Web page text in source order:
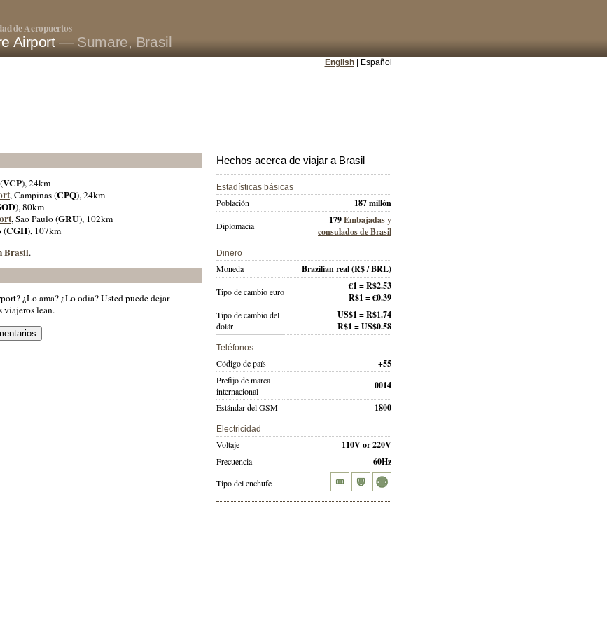
de Aeropuertos
Airport— Sumare, Brasil
English| Español
VCP), 24km
, Campinas (CPQ), 24km
), 80km
, Sao Paulo (GRU), 102km
(CGH), 107km
Brasil.
¿Lo ama? ¿Lo odia? Usted puede dejar
viajeros lean.
Hechos acerca de viajar a Brasil
Estadísticas básicas
Población 187 millón
Diplomacia 179Embajadas y
consulados de Brasil
Dinero
Moneda Brazilian real(R$ / BRL)
Tipo de cambio euro
€1 = R$2.53
R$1 = €0.39
Tipo de cambio del
dolár
US$1 = R$1.74
R$1 = US$0.58
Teléfonos
Código de país +55
Prefijo de marca
internacional
0014
Estándar del GSM 1800
Electricidad
Voltaje 110V or 220V
Frecuencia 60Hz
Tipo del enchufe